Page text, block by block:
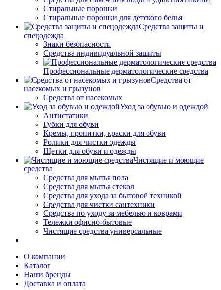
Стиральные порошки
Стиральные порошки для детского белья
Средства защиты и
спецодежда
Знаки безопасности
Средства индивидуальной защиты
Профессиональные дерматологические средства
Средства от
насекомых и грызунов
Средства от насекомых
Уход за обувью и одеждой
Антистатики
Губки для обуви
Кремы, пропитки, краски для обуви
Ролики для чистки одежды
Щетки для обуви и одежды
Чистящие и моющие
средства
Средства для мытья пола
Средства для мытья стекол
Средства для ухода за бытовой техникой
Средства для чистки сантехники
Средства по уходу за мебелью и коврами
Тележки офисно-бытовые
Чистящие средства универсальные
О компании
Каталог
Наши бренды
Доставка и оплата